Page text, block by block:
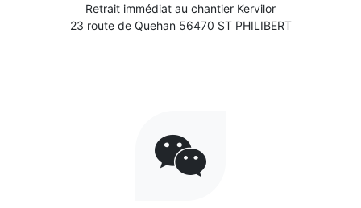
Retrait immédiat au chantier Kervilor
23 route de Quehan 56470 ST PHILIBERT